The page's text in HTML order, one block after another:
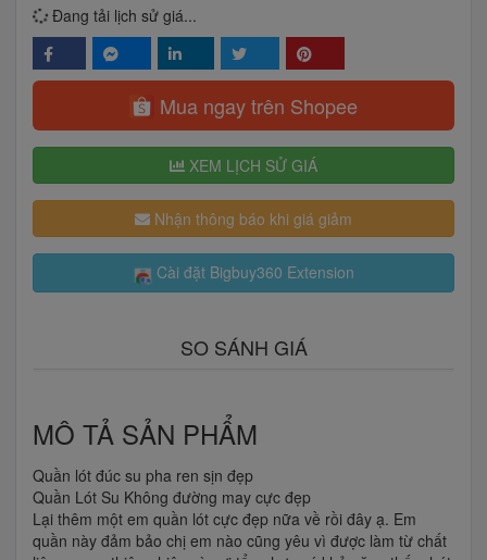
Đang tải lịch sử giá...
Mua ngay trên Shopee
XEM LỊCH SỬ GIÁ
Nhận thông báo khi giá giảm
Cài đặt Bigbuy360 Extension
SO SÁNH GIÁ
MÔ TẢ SẢN PHẨM
Quần lót đúc su pha ren sịn đẹp
Quần Lót Su Không đường may cực đẹp
Lại thêm một em quần lót cực đẹp nữa về rồi đây ạ. Em
quần này đảm bảo chị em nào cũng yêu vì được làm từ chất